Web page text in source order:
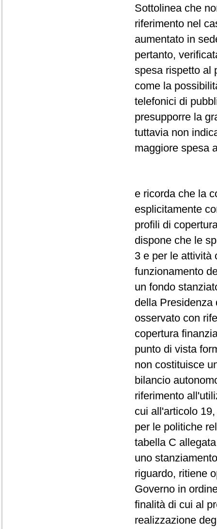
Sottolinea che
riferimento nel
aumentato in
pertanto,
spesa rispetto al
come la
telefonici di
presupporre la
tuttavia non
maggiore spesa
e ricorda che la
esplicitamente
profili di
dispone che le
3 e per le attività
funzionamento
un fondo
della Presidenza
osservato con
copertura
punto di vista
non costituisce
bilancio
riferimento
cui all'articolo
per le politiche
tabella C
uno
riguardo, ritiene
Governo in
finalità di cui al
realizzazione